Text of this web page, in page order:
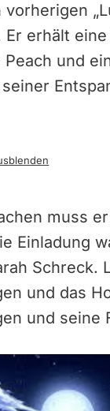
erhält
und
muss
Einladung
Schreck.
und das
und seine